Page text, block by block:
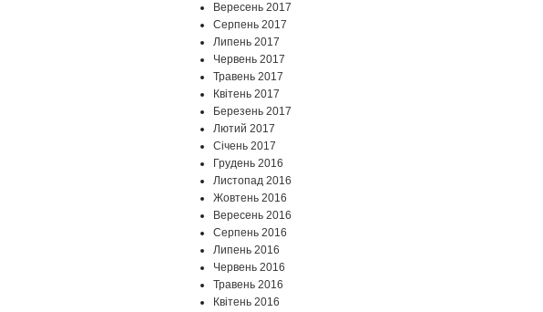
Вересень 2017
Серпень 2017
Липень 2017
Червень 2017
Травень 2017
Квітень 2017
Березень 2017
Лютий 2017
Січень 2017
Грудень 2016
Листопад 2016
Жовтень 2016
Вересень 2016
Серпень 2016
Липень 2016
Червень 2016
Травень 2016
Квітень 2016